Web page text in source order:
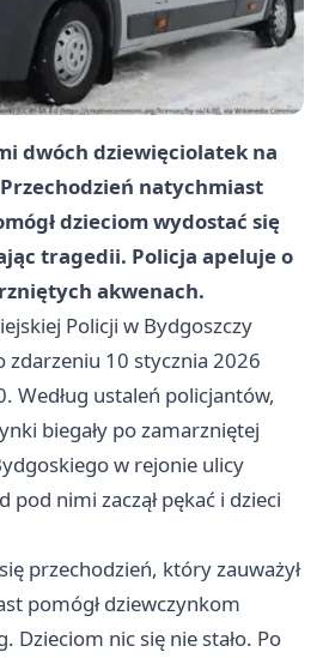
dwóch dziewięciolatek na
natychmiast
dzieciom wydostać się
tragedii. Policja apeluje o
akwenach.
Policji w Bydgoszczy
zdarzeniu 10 stycznia 2026
Według ustaleń policjantów,
biegały po zamarzniętej
w rejonie ulicy
pod nimi zaczął pękać i dzieci
przechodzień, który zauważył
pomógł dziewczynkom
Dzieciom nic się nie stało. Po